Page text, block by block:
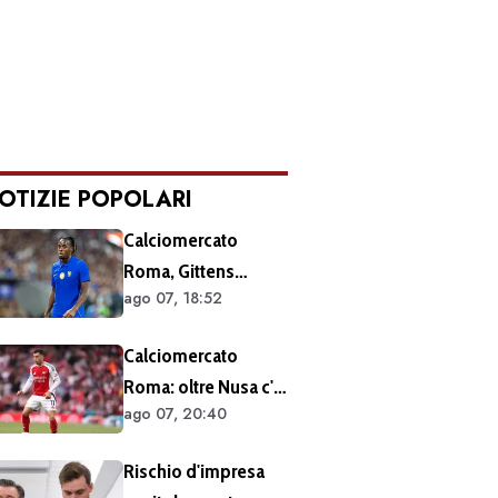
POPOLARI
Calciomercato
Roma, Gittens
nuovo nome per
operazione fattibile
solo in prestito
ago 07, 18:52
Calciomercato
Roma: oltre Nusa c'è
anche Martinelli
ago 07, 20:40
Rischio d'impresa